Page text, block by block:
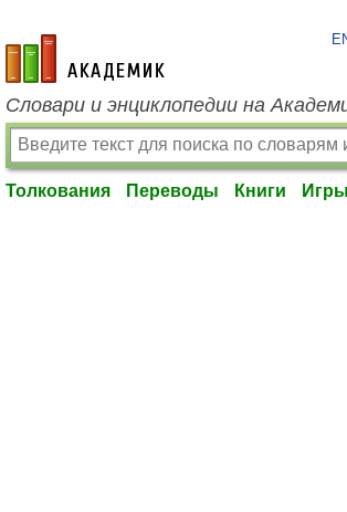
academic.ru
Словари и энциклопедии на
Толкования Переводы Книги